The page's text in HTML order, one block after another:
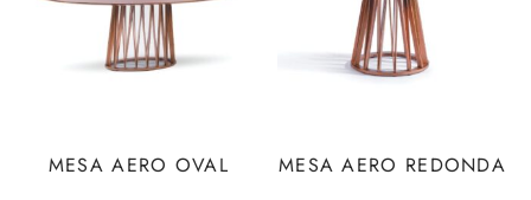
MESA AERO OVAL MESA AERO REDONDA